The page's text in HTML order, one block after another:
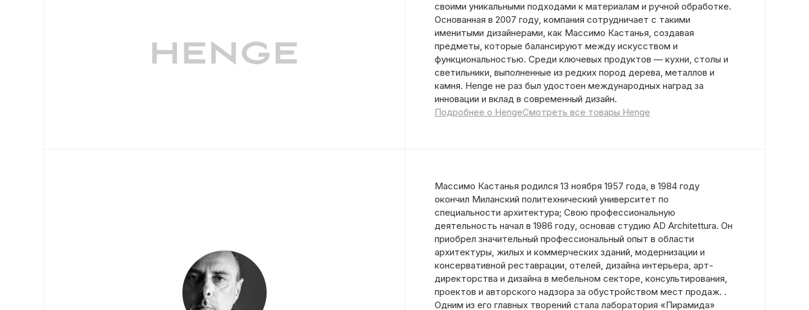
своими уникальными подходами к материалам и ручной обработке.
Основанная в 2007 году, компания сотрудничает с такими
именитыми дизайнерами, как Массимо Кастанья, создавая
предметы, которые балансируют между искусством и
функциональностью. Среди ключевых продуктов — кухни, столы и
светильники, выполненные из редких пород дерева, металлов и
камня. Henge не раз был удостоен международных наград за
инновации и вклад в современный дизайн.
Подробнее о HengeСмотреть все товары Henge
Массимо Кастанья родился 13 ноября 1957 года, в 1984 году
окончил Миланский политехнический университет по
специальности архитектура; Свою профессиональную
деятельность начал в 1986 году, основав студию AD Architettura. Он
приобрел значительный профессиональный опыт в области
архитектуры, жилых и коммерческих зданий, модернизации и
консервативной реставрации, отелей, дизайна интерьера, арт-
директорства и дизайна в мебельном секторе, консультирования,
проектов и авторского надзора за обустройством мест продаж. .
Одним из его главных творений стала лаборатория «Пирамида»